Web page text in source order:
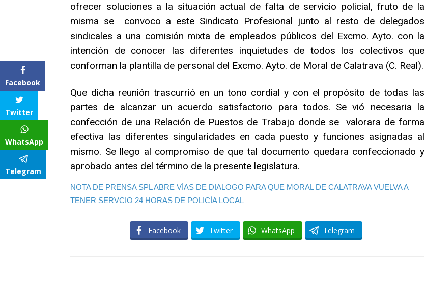
ofrecer soluciones a la situación actual de falta de servicio policial, fruto de la
misma se convoco a este Sindicato Profesional junto al resto de delegados
sindicales a una comisión mixta de empleados públicos del Excmo. Ayto. con la
intención de conocer las diferentes inquietudes de todos los colectivos que
conforman la plantilla de personal del Excmo. Ayto. de Moral de Calatrava (C. Real).
Que dicha reunión trascurrió en un tono cordial y con el propósito de todas las
partes de alcanzar un acuerdo satisfactorio para todos. Se vió necesaria la
confección de una Relación de Puestos de Trabajo donde se valorara de forma
efectiva las diferentes singularidades en cada puesto y funciones asignadas al
mismo. Se llego al compromiso de que tal documento quedara confeccionado y
aprobado antes del término de la presente legislatura.
NOTA DE PRENSA SPL ABRE VÍAS DE DIALOGO PARA QUE MORAL DE CALATRAVA VUELVA A
TENER SERVCIO 24 HORAS DE POLICÍA LOCAL
Facebook Twitter WhatsApp Telegram
Facebook
Twitter
WhatsApp
Telegram